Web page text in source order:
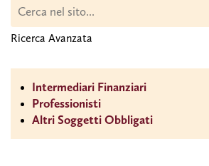
Ricerca Avanzata
Intermediari Finanziari
Professionisti
Altri Soggetti Obbligati